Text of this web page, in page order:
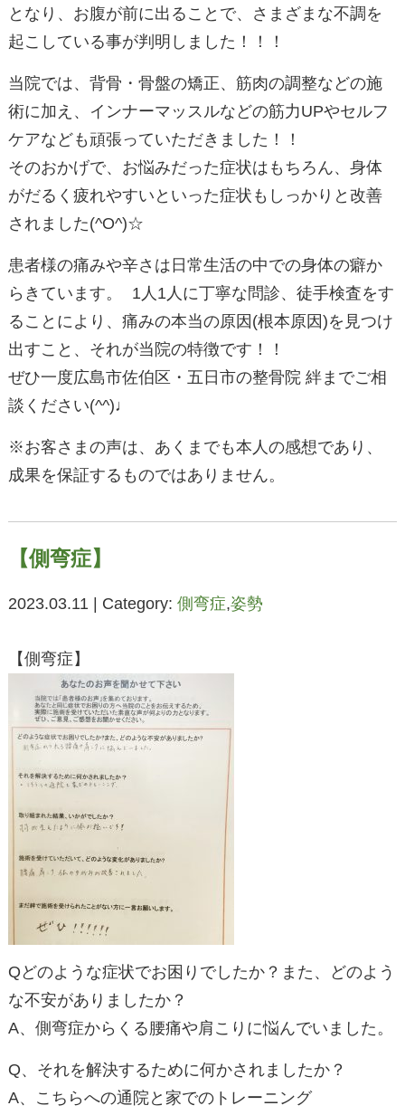
となり、お腹が前に出ることで、さまざまな不調を
起こしている事が判明しました！！！
当院では、背骨・骨盤の矯正、筋肉の調整などの施
術に加え、インナーマッスルなどの筋力UPやセルフ
ケアなども頑張っていただきました！！
そのおかげで、お悩みだった症状はもちろん、身体
がだるく疲れやすいといった症状もしっかりと改善
されました(^O^)☆
患者様の痛みや辛さは日常生活の中での身体の癖か
らきています。 1人1人に丁寧な問診、徒手検査をす
ることにより、痛みの本当の原因(根本原因)を見つけ
出すこと、それが当院の特徴です！！
ぜひ一度広島市佐伯区・五日市の整骨院 絆までご相
談ください(^^)♩
※お客さまの声は、あくまでも本人の感想であり、
成果を保証するものではありません。
【側弯症】
2023.03.11 | Category: 側弯症,姿勢
【側弯症】
Qどのような症状でお困りでしたか？また、どのよう
な不安がありましたか？
A、側弯症からくる腰痛や肩こりに悩んでいました。
Q、それを解決するために何かされましたか？
A、こちらへの通院と家でのトレーニング